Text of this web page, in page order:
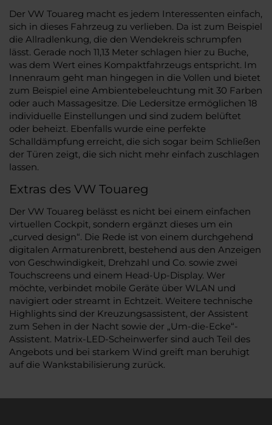
Der VW Touareg macht es jedem Interessenten einfach,
sich in dieses Fahrzeug zu verlieben. Da ist zum Beispiel
die Allradlenkung, die den Wendekreis schrumpfen
lässt. Gerade noch 11,13 Meter schlagen hier zu Buche,
was dem Wert eines Kompaktfahrzeugs entspricht. Im
Innenraum geht man hingegen in die Vollen und bietet
zum Beispiel eine Ambientebeleuchtung mit 30 Farben
oder auch Massagesitze. Die Ledersitze ermöglichen 18
individuelle Einstellungen und sind zudem belüftet
oder beheizt. Ebenfalls wurde eine perfekte
Schalldämpfung erreicht, die sich sogar beim Schließen
der Türen zeigt, die sich nicht mehr einfach zuschlagen
lassen.
Extras des VW Touareg
Der VW Touareg belässt es nicht bei einem einfachen
virtuellen Cockpit, sondern ergänzt dieses um ein
„curved design“. Die Rede ist von einem durchgehend
digitalen Armaturenbrett, bestehend aus den Anzeigen
von Geschwindigkeit, Drehzahl und Co. sowie zwei
Touchscreens und einem Head-Up-Display. Wer
möchte, verbindet mobile Geräte über WLAN und
navigiert oder streamt in Echtzeit. Weitere technische
Highlights sind der Kreuzungsassistent, der Assistent
zum Sehen in der Nacht sowie der „Um-die-Ecke“-
Assistent. Matrix-LED-Scheinwerfer sind auch Teil des
Angebots und bei starkem Wind greift man beruhigt
auf die Wankstabilisierung zurück.